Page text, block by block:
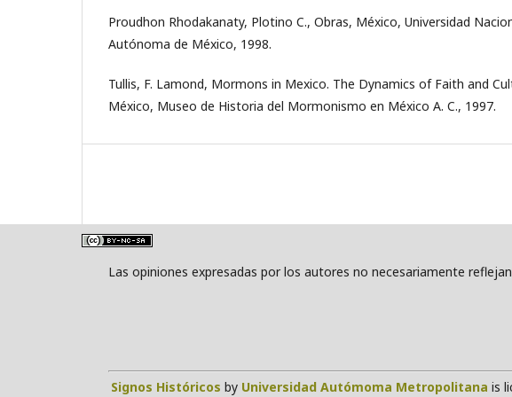
Proudhon Rhodakanaty, Plotino C., Obras, México, Universidad
Autónoma de México, 1998.
Tullis, F. Lamond, Mormons in Mexico. The Dynamics of Faith and
México, Museo de Historia del Mormonismo en México A. C., 1997.
Las opiniones expresadas por los autores no necesariamente
Signos Históricos by Universidad Autómoma Metropolitana is